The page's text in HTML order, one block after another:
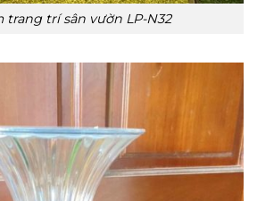
trang trí sân vườn LP-N32